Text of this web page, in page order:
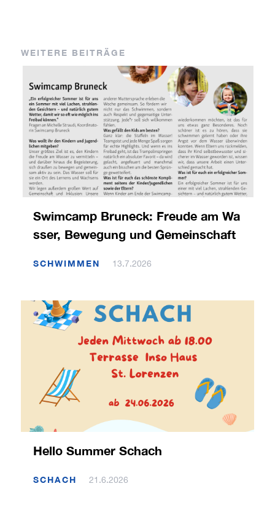
WEITERE BEITRÄGE
Swimcamp Bruneck: Freude am Wa
sser, Bewegung und Gemeinschaft
SCHWIMMEN 13.7.2026
Hello Summer Schach
SCHACH 21.6.2026